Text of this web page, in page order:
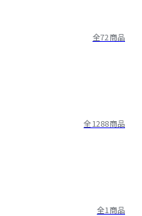
全72商品
全1288商品
全1商品